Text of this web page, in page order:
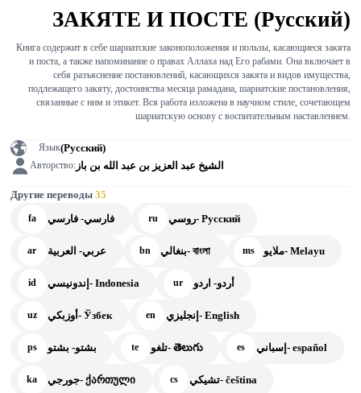
ЗАКЯТЕ И ПОСТЕ (Русский)
Книга содержит в себе шариатские законоположения и пользы, касающиеся закята
и поста, а также напоминание о правах Аллаха над Его рабами. Она включает в
себя разъяснение постановлений, касающихся закята и видов имущества,
подлежащего закяту, достоинства месяца рамадана, шариатские постановления,
связанные с ним и этикет. Вся работа изложена в научном стиле, сочетающем
шариатскую основу с воспитательным наставлением.
Язык(Русский)
Авторство: الشيخ عبد العزيز بن عبد الله بن باز
Другие переводы35
fa فارسي- فارسي ru روسي- Русский
ar عربي- العربية bn بنغالي- বাংলা ms ملايو- Melayu
id إندونيسي- Indonesia ur أردو- اردو
uz أوزبكي- Ўзбек en إنجليزي- English
ps بشتو- بشتو te تلغو- తెలుగు es إسباني- español
ka جورجي- ქართული cs تشيكي- čeština